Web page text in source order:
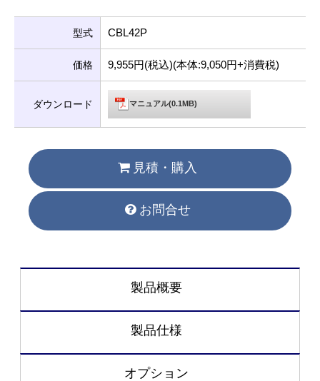
型式 CBL42P
価格 9,955円(税込)(本体:9,050円+消費税)
ダウンロード マニュアル(0.1MB)
見積・購入
お問合せ
製品概要
製品仕様
オプション